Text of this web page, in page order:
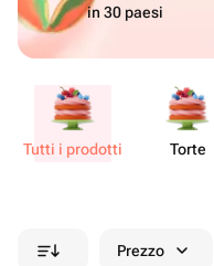
in 30 paesi
Tutti i prodotti Torte
Prezzo